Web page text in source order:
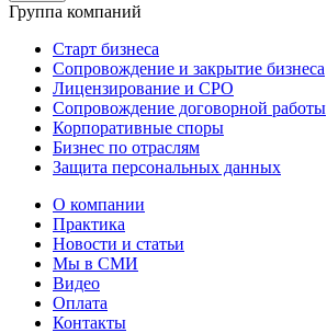
Группа компаний
Старт бизнеса
Сопровождение и закрытие бизнеса
Лицензирование и СРО
Сопровождение договорной работы
Корпоративные споры
Бизнес по отраслям
Защита персональных данных
О компании
Практика
Новости и статьи
Мы в СМИ
Видео
Оплата
Контакты